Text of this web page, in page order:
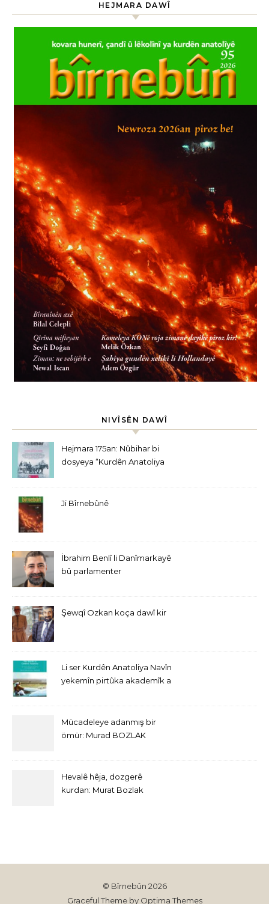
HEJMARA DAWÎ
NIVÎSÊN DAWÎ
Hejmara 175an: Nûbihar bi
dosyeya “Kurdên Anatoliya
Ji Bîrnebûnê
İbrahim Benlî li Danîmarkayê
bû parlamenter
Şewqî Ozkan koça dawî kir
Li ser Kurdên Anatoliya Navîn
yekemîn pirtûka akademîk a
Mücadeleye adanmış bir
ömür: Murad BOZLAK
Hevalê hêja, dozgerê
kurdan: Murat Bozlak
© Bîrnebûn 2026
Graceful Theme by Optima Themes